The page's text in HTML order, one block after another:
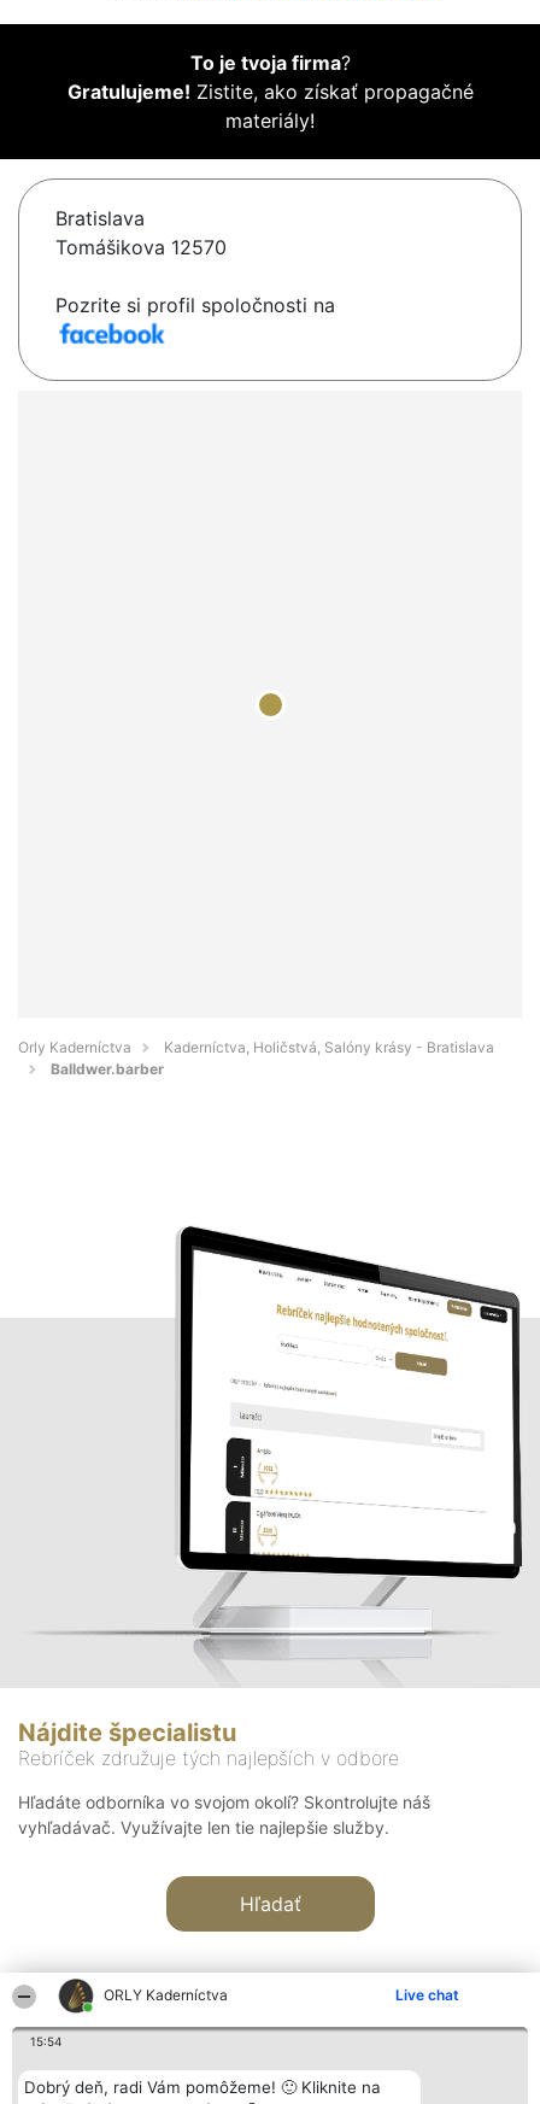
ORLY Kaderníctva Live chat
15:54
Dobrý deň, radi Vám pomôžeme! 🙂 Kliknite na
To je tvoja firma?
Gratulujeme! Zistite, ako získať propagačné
materiály!
Bratislava
Tomášikova 12570
Pozrite si profil spoločnosti na
Orly Kaderníctva
Kaderníctva, Holičstvá, Salóny krásy - Bratislava
Balldwer.barber
Nájdite špecialistu
Rebríček združuje tých najlepších v odbore
Hľadáte odborníka vo svojom okolí? Skontrolujte náš
vyhľadávač. Využívajte len tie najlepšie služby.
Hľadať
Organizátor hodnotenia
Bright Side Solutions sp. z o.
Hodnotenie
Laureáti
Kontakt
Kontakt